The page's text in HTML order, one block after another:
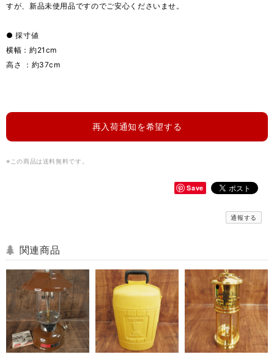
すが、新品未使用品ですのでご安心くださいませ。
● 採寸値
横幅：約21cm
高さ ：約37cm
再入荷通知を希望する
※この商品は 送料無料です。
Save
通報する
関連商品